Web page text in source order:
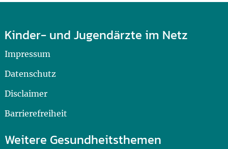
Kinder- und Jugendärzte im Netz
Impressum
Datenschutz
Disclaimer
Barrierefreiheit
Weitere Gesundheitsthemen